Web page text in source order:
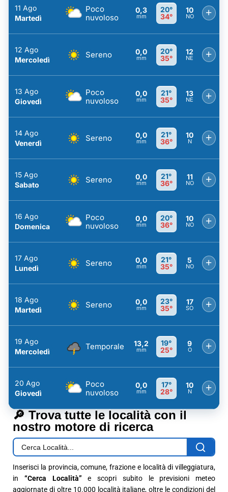
11 Ago
Martedì
Poco
nuvoloso
0,3
mm
20°
34°
10
NO +
12 Ago
Mercoledì
Sereno 0,0
mm
20°
35°
12
NE +
13 Ago
Giovedì
Poco
nuvoloso
0,0
mm
21°
35°
13
NE +
14 Ago
Venerdì
Sereno 0,0
mm
21°
36°
10
N +
15 Ago
Sabato
Sereno 0,0
mm
21°
36°
11
NO +
16 Ago
Domenica
Poco
nuvoloso
0,0
mm
20°
36°
10
NO +
17 Ago
Lunedì
Sereno 0,0
mm
21°
35°
5
NO +
18 Ago
Martedì
Sereno 0,0
mm
23°
35°
17
SO +
19 Ago
Mercoledì
Temporale 13,2
mm
19°
25°
9
O +
20 Ago
Giovedì
Poco
nuvoloso
0,0
mm
17°
28°
10
N +
🔎 Trova tutte le località con il
nostro motore di ricerca
Inserisci la provincia, comune, frazione e località di villeggiatura,
in “Cerca Località” e scopri subito le previsioni meteo
aggiornate di oltre 10.000 località italiane, oltre le condizioni del